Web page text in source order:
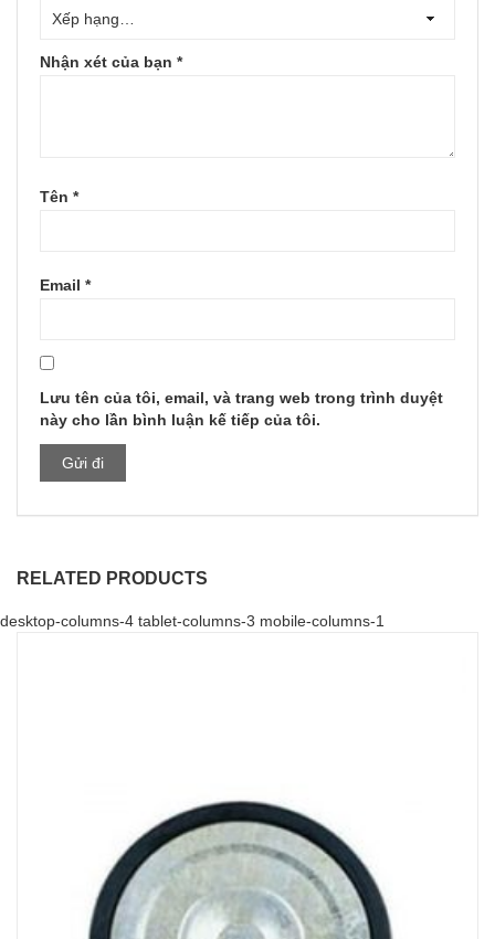
Nhận xét của bạn *
Tên *
Email *
Lưu tên của tôi, email, và trang web trong trình duyệt
này cho lần bình luận kế tiếp của tôi.
RELATED PRODUCTS
desktop-columns-4 tablet-columns-3 mobile-columns-1